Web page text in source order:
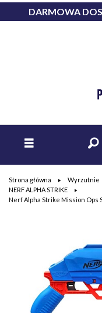
DARMOWA
Strona główna Wyrzutnie
NERF ALPHA STRIKE
Nerf Alpha Strike Mission Ops